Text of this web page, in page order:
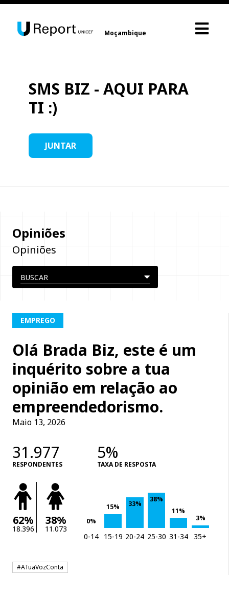
Moçambique
SMS BIZ - AQUI PARA
TI :)
JUNTAR
Opiniões
Opiniões
EMPREGO
Olá Brada Biz, este é um
inquérito sobre a tua
opinião em relação ao
empreendedorismo.
Maio 13, 2026
31.977
RESPONDENTES
5%
TAXA DE RESPOSTA
62%
18.396
38%
11.073
0%
15% 33%
38%
11%
3%
0-14 15-19 20-24 25-30 31-34 35+
#ATuaVozConta